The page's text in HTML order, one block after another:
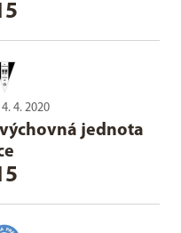
4. 2020
jednota